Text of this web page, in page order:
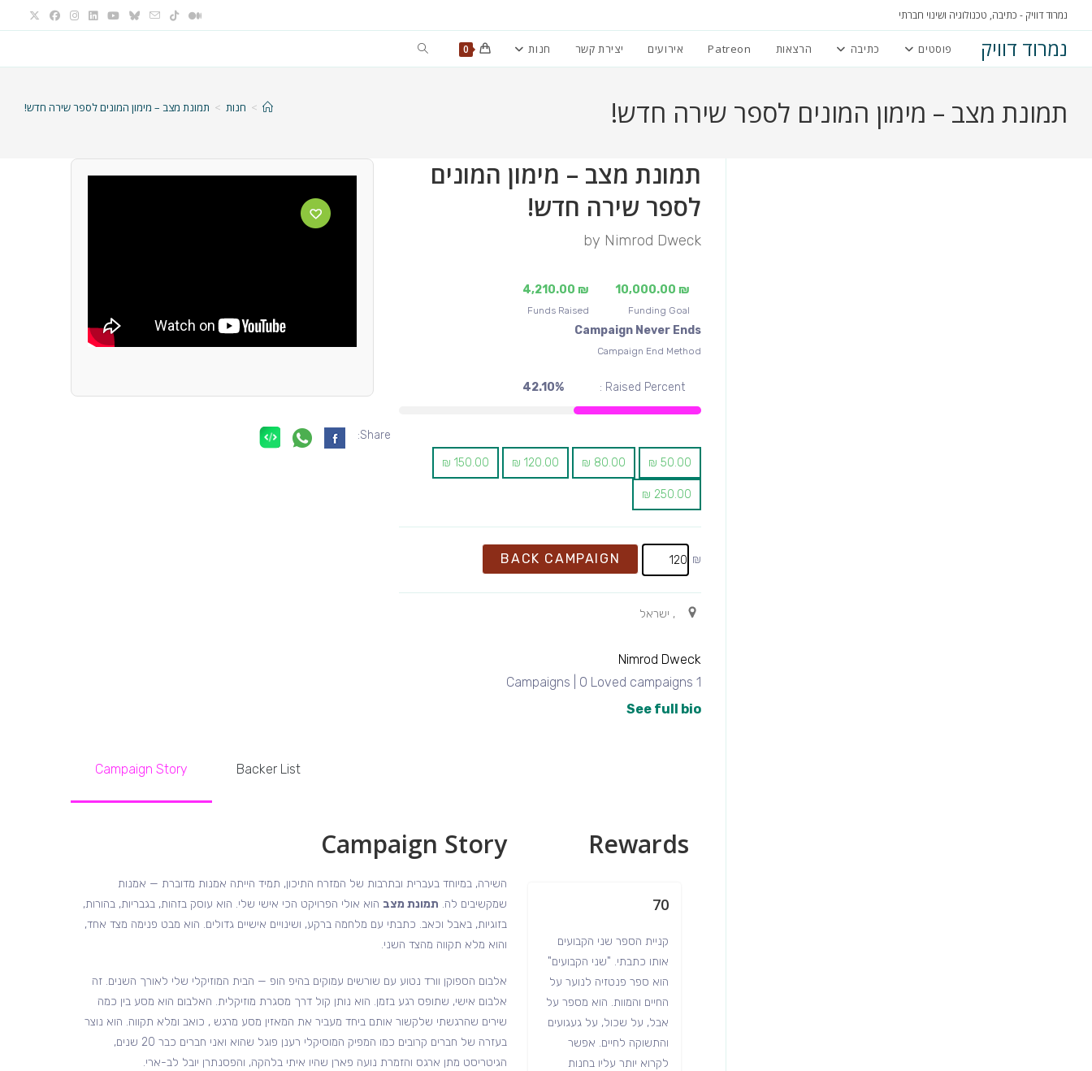
to
content
נמרוד דוויק - כתיבה, טכנולוגיה ושינוי חברתי
נמרוד דוויק פוסטים כתיבה הרצאות Patreon אירועים יצירת קשר חנות 0
Toggle
תמונת מצב – מימון המונים לספר שירה חדש! > חנות > תמונת מצב – מימון המונים לספר שירה חדש!
תמונת מצב – מימון המונים
לספר שירה חדש!
by Nimrod Dweck
10,000.00₪
Funding Goal
4,210.00₪
Funds Raised
Campaign Never Ends
Campaign End Method
Raised Percent :
42.10%
50.00
₪
80.00
₪
120.00
₪
150.00
₪
250.00
₪
₪
BACK CAMPAIGN
, ישראל
Nimrod Dweck
1 Campaigns | 0 Loved campaigns
See full bio
Share:
Campaign Story Backer List
Campaign Story
השירה, במיוחד בעברית ובתרבות של המזרח התיכון, תמיד הייתה אמנות מדוברת — אמנות
שמקשיבים לה. תמונת מצב הוא אולי הפרויקט הכי אישי שלי. הוא עוסק בזהות, בגבריות, בהורות,
בזוגיות, באבל וכאב. כתבתי עם מלחמה ברקע, ושינויים אישיים גדולים. הוא מבט פנימה מצד אחד,
והוא מלא תקווה מהצד השני.
אלבום הספוקן וורד נטוע עם שורשים עמוקים בהיפ הופ — הבית המוזיקלי שלי לאורך השנים. זה
אלבום אישי, שתופס רגע בזמן. הוא נותן קול דרך מסגרת מוזיקלית. האלבום הוא מסע בין כמה
שירים שהרגשתי שלקשור אותם ביחד מעביר את המאזין מסע מרגש , כואב ומלא תקווה. הוא נוצר
בעזרה של חברים קרובים כמו המפיק המוסיקלי רענן פוגל שהוא ואני חברים כבר 20 שנים,
הגיטריסט מתן ארגס והזמרת נועה פארן שהיו איתי בלהקה, והפסנתרן יובל לב-ארי.
Rewards
70
קניית הספר שני הקבועים
אותו כתבתי. "שני הקבועים"
הוא ספר פנטזיה לנוער על
החיים והמוות. הוא מספר על
אבל, על שכול, על געגועים
והתשוקה לחיים. אפשר
לקרוא יותר עליו בחנות